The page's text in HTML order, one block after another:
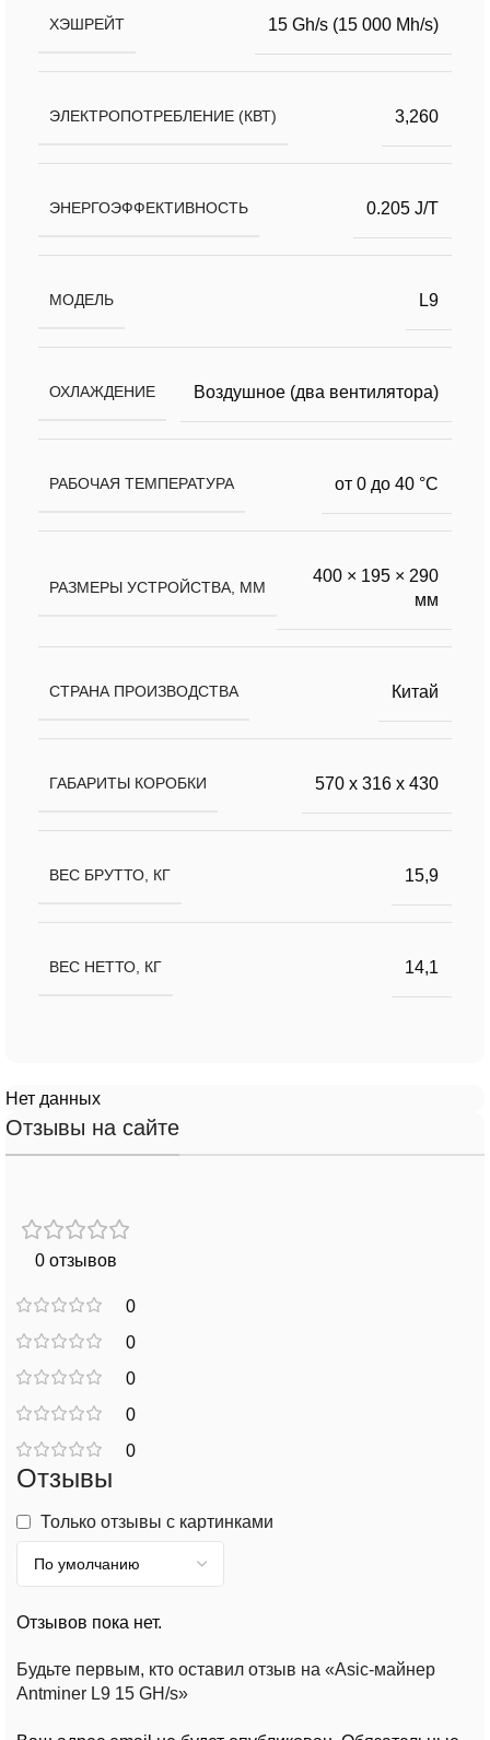
ХЭШРЕЙТ 15 Gh/s (15 000 Mh/s)
ЭЛЕКТРОПОТРЕБЛЕНИЕ (КВТ) 3,260
ЭНЕРГОЭФФЕКТИВНОСТЬ 0.205 J/T
МОДЕЛЬ L9
ОХЛАЖДЕНИЕ Воздушное (два вентилятора)
РАБОЧАЯ ТЕМПЕРАТУРА от 0 до 40 °С
РАЗМЕРЫ УСТРОЙСТВА, ММ
400 × 195 × 290
мм
СТРАНА ПРОИЗВОДСТВА Китай
ГАБАРИТЫ КОРОБКИ 570 x 316 x 430
ВЕС БРУТТО, КГ 15,9
ВЕС НЕТТО, КГ 14,1
Нет данных
Отзывы на сайте
0 отзывов
0
0
0
0
0
Отзывы
Только отзывы с картинками
Отзывов пока нет.
Будьте первым, кто оставил отзыв на «Asic-майнер
Antminer L9 15 GH/s»